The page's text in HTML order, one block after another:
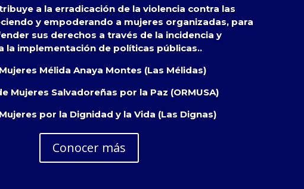
a la erradicación de la violencia contra las
y empoderando a mujeres organizadas, para
sus derechos a través de la incidencia y
la implementación de políticas públicas..
Mélida Anaya Montes (Las Mélidas)
Mujeres Salvadoreñas por la Paz (ORMUSA)
por la Dignidad y la Vida (Las Dignas)
Conocer más